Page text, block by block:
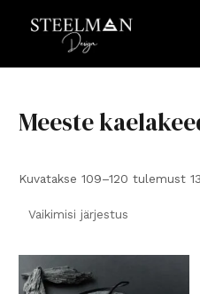
Meeste
Kuvatakse 109–120 tulemust